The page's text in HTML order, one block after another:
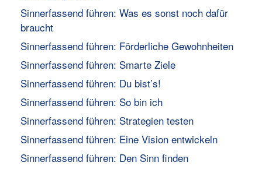
Sinnerfassend führen: Was es sonst noch dafür
braucht
Sinnerfassend führen: Förderliche Gewohnheiten
Sinnerfassend führen: Smarte Ziele
Sinnerfassend führen: Du bist’s!
Sinnerfassend führen: So bin ich
Sinnerfassend führen: Strategien testen
Sinnerfassend führen: Eine Vision entwickeln
Sinnerfassend führen: Den Sinn finden